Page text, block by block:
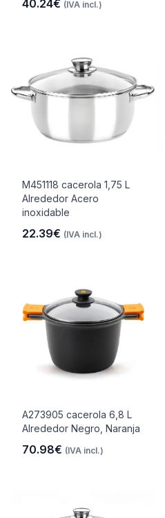
40.24€ (IVA incl.)
M451118 cacerola 1,75 L
Alrededor Acero
inoxidable
22.39€ (IVA incl.)
A273905 cacerola 6,8 L
Alrededor Negro, Naranja
70.98€ (IVA incl.)